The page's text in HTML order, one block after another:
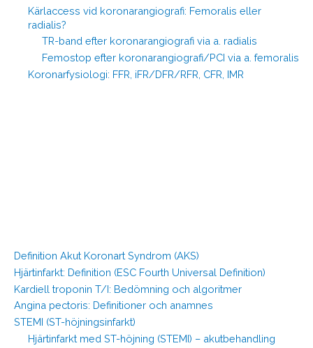
Kärlaccess vid koronarangiografi: Femoralis eller
radialis?
TR-band efter koronarangiografi via a. radialis
Femostop efter koronarangiografi/PCI via a. femoralis
Koronarfysiologi: FFR, iFR/DFR/RFR, CFR, IMR
Definition Akut Koronart Syndrom (AKS)
Hjärtinfarkt: Definition (ESC Fourth Universal Definition)
Kardiell troponin T/I: Bedömning och algoritmer
Angina pectoris: Definitioner och anamnes
STEMI (ST-höjningsinfarkt)
Hjärtinfarkt med ST-höjning (STEMI) – akutbehandling